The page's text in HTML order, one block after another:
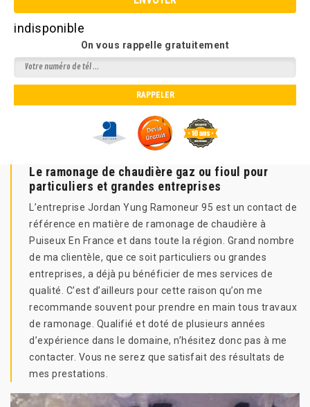
indisponible
On vous rappelle gratuitement
Le ramonage de chaudière gaz ou fioul pour
particuliers et grandes entreprises
L’entreprise Jordan Yung Ramoneur 95 est un contact de
référence en matière de ramonage de chaudière à
Puiseux En France et dans toute la région. Grand nombre
de ma clientèle, que ce soit particuliers ou grandes
entreprises, a déjà pu bénéficier de mes services de
qualité. C’est d’ailleurs pour cette raison qu’on me
recommande souvent pour prendre en main tous travaux
de ramonage. Qualifié et doté de plusieurs années
d’expérience dans le domaine, n’hésitez donc pas à me
contacter. Vous ne serez que satisfait des résultats de
mes prestations.